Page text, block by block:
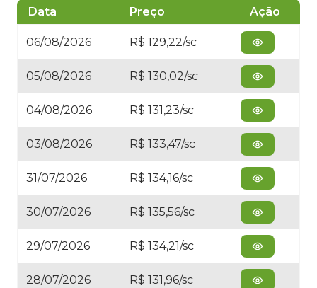
Data Preço Ação
06/08/2026 R$ 129,22/sc
05/08/2026 R$ 130,02/sc
04/08/2026 R$ 131,23/sc
03/08/2026 R$ 133,47/sc
31/07/2026 R$ 134,16/sc
30/07/2026 R$ 135,56/sc
29/07/2026 R$ 134,21/sc
28/07/2026 R$ 131,96/sc